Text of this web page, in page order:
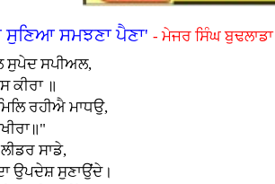
ਸਮਝਣਾ ਪੈਣਾ'- ਮੇਜਰ ਸਿੰਘ ਬੁਢਲਾਡਾ
ਸੁਪੇਦ ਸਪੀਅਲ,
ਕੀਰਾ ॥
ਰਹੀਐ ਮਾਧਉ,
ਸਾਡੇ,
ਉਪਦੇਸ਼ ਸੁਣਾਉਂਦੇ।